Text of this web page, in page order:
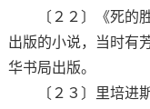
〔２２〕《死的胜
出版的小说，当时有
华书局出版。
〔２３〕里培进斯